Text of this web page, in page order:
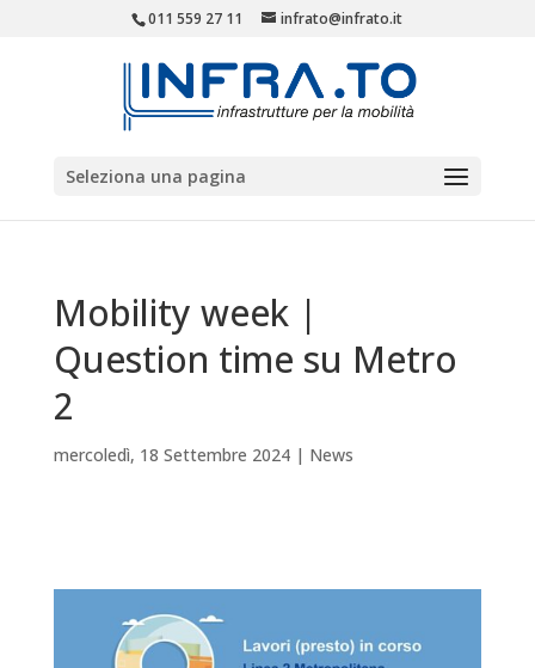
011 559 27 11 infrato@infrato.it
Seleziona una pagina
Mobility week |
Question time su Metro
2
mercoledì, 18 Settembre 2024| News